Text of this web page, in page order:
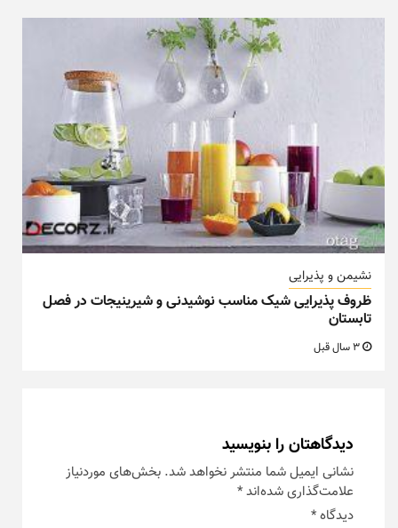
نشیمن و پذیرایی
ظروف پذیرایی شیک مناسب نوشیدنی و شیرینیجات در فصل
تابستان
دیدگاهتان را بنویسید
نشانی ایمیل شما منتشر نخواهد شد. بخش‌های موردنیاز
علامت‌گذاری شده‌اند*
دیدگاه*